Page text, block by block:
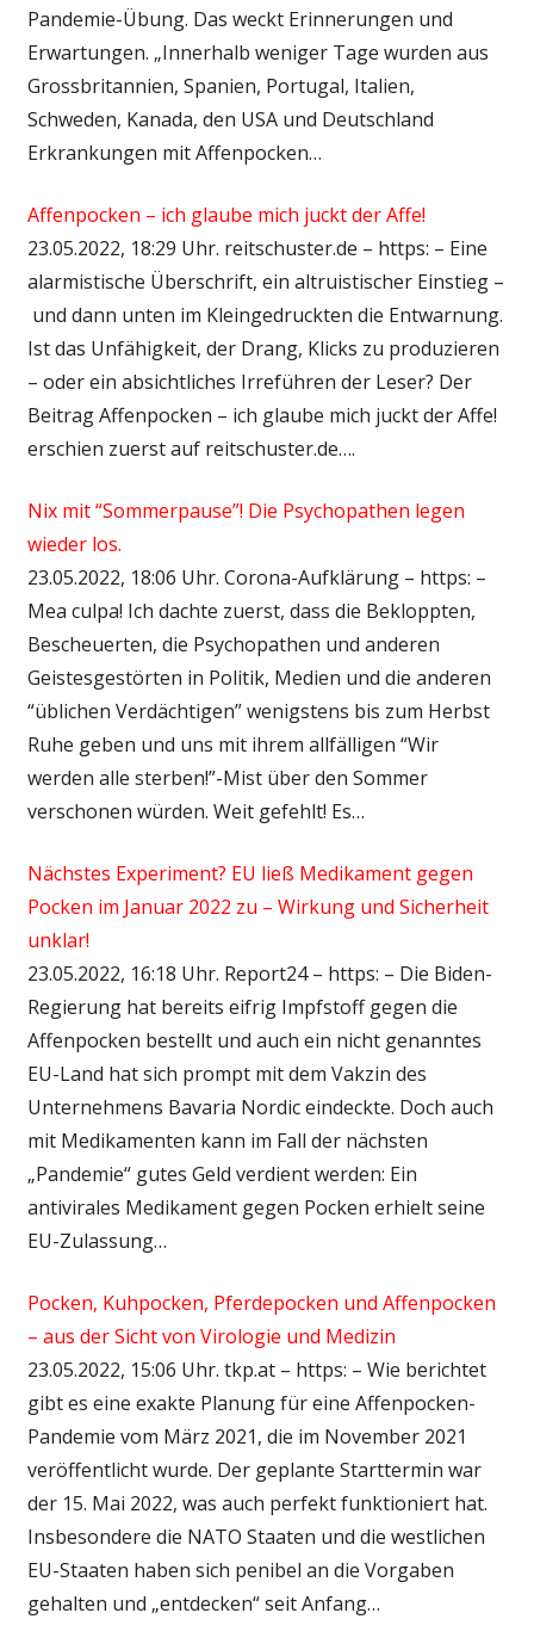
Pandemie-Übung. Das weckt Erinnerungen und
Erwartungen. „Innerhalb weniger Tage wurden aus
Grossbritannien, Spanien, Portugal, Italien,
Schweden, Kanada, den USA und Deutschland
Erkrankungen mit Affenpocken…
Affenpocken – ich glaube mich juckt der Affe!
23.05.2022, 18:29 Uhr. reitschuster.de – https: – Eine
alarmistische Überschrift, ein altruistischer Einstieg –
und dann unten im Kleingedruckten die Entwarnung.
Ist das Unfähigkeit, der Drang, Klicks zu produzieren
– oder ein absichtliches Irreführen der Leser? Der
Beitrag Affenpocken – ich glaube mich juckt der Affe!
erschien zuerst auf reitschuster.de….
Nix mit “Sommerpause”! Die Psychopathen legen
wieder los.
23.05.2022, 18:06 Uhr. Corona-Aufklärung – https: –
Mea culpa! Ich dachte zuerst, dass die Bekloppten,
Bescheuerten, die Psychopathen und anderen
Geistesgestörten in Politik, Medien und die anderen
“üblichen Verdächtigen” wenigstens bis zum Herbst
Ruhe geben und uns mit ihrem allfälligen “Wir
werden alle sterben!”-Mist über den Sommer
verschonen würden. Weit gefehlt! Es…
Nächstes Experiment? EU ließ Medikament gegen
Pocken im Januar 2022 zu – Wirkung und Sicherheit
unklar!
23.05.2022, 16:18 Uhr. Report24 – https: – Die Biden-
Regierung hat bereits eifrig Impfstoff gegen die
Affenpocken bestellt und auch ein nicht genanntes
EU-Land hat sich prompt mit dem Vakzin des
Unternehmens Bavaria Nordic eindeckte. Doch auch
mit Medikamenten kann im Fall der nächsten
„Pandemie“ gutes Geld verdient werden: Ein
antivirales Medikament gegen Pocken erhielt seine
EU-Zulassung…
Pocken, Kuhpocken, Pferdepocken und Affenpocken
– aus der Sicht von Virologie und Medizin
23.05.2022, 15:06 Uhr. tkp.at – https: – Wie berichtet
gibt es eine exakte Planung für eine Affenpocken-
Pandemie vom März 2021, die im November 2021
veröffentlicht wurde. Der geplante Starttermin war
der 15. Mai 2022, was auch perfekt funktioniert hat.
Insbesondere die NATO Staaten und die westlichen
EU-Staaten haben sich penibel an die Vorgaben
gehalten und „entdecken“ seit Anfang…